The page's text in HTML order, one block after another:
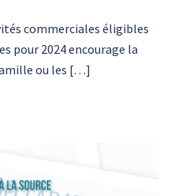
commerciales éligibles
pour 2024 encourage la
ou les […]